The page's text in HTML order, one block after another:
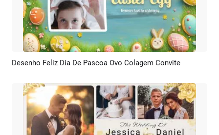
Pré-visualizar Criar IA
Desenho Feliz Dia De Pascoa Ovo Colagem Convite